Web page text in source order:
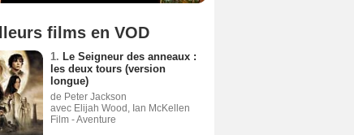
films en VOD
1. Le Seigneur des anneaux :
les deux tours (version
longue)
de Peter Jackson
avec Elijah Wood, Ian McKellen
Film - Aventure